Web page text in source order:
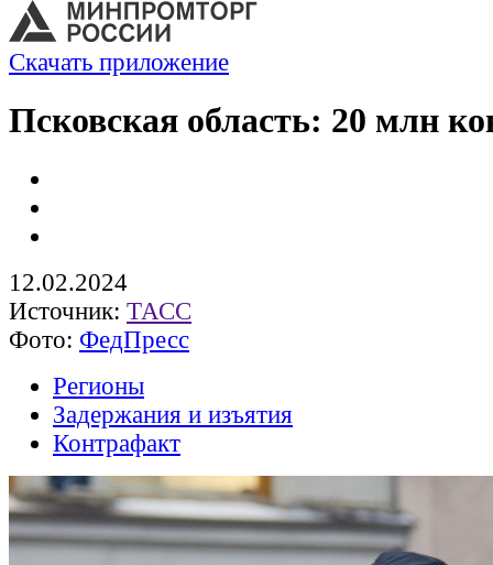
Скачать приложение
Псковская область: 20 млн
12.02.2024
Источник: ТАСС
Фото: ФедПресс
Регионы
Задержания и изъятия
Контрафакт